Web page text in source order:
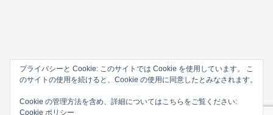
プライバシーと Cookie: このサイトでは Cookie を使用しています。 こ
のサイトの使用を続けると、Cookie の使用に同意したとみなされます。
Cookie の管理方法を含め、詳細についてはこちらをご覧ください:
Cookie ポリシー